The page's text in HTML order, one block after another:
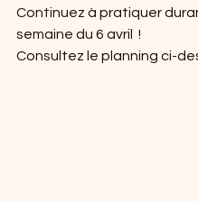
Continuez à pratiquer
semaine du 6 avril  !
Consultez le planning ci-